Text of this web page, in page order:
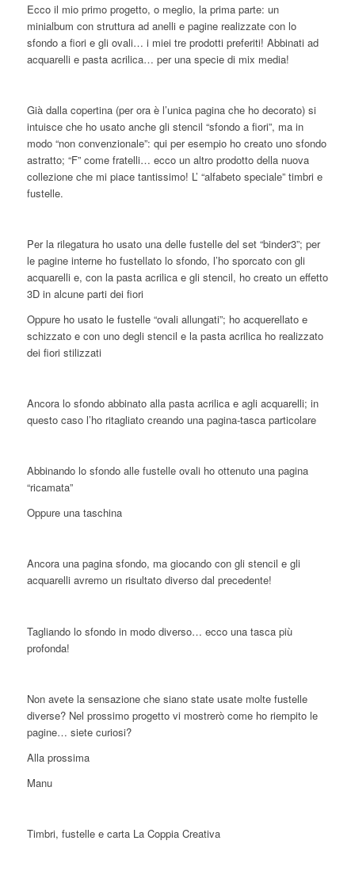
Ecco il mio primo progetto, o meglio, la prima parte: un
minialbum con struttura ad anelli e pagine realizzate con lo
sfondo a fiori e gli ovali… i miei tre prodotti preferiti! Abbinati ad
acquarelli e pasta acrilica… per una specie di mix media!
Già dalla copertina (per ora è l’unica pagina che ho decorato) si
intuisce che ho usato anche gli stencil “sfondo a fiori”, ma in
modo “non convenzionale”: qui per esempio ho creato uno sfondo
astratto; “F” come fratelli… ecco un altro prodotto della nuova
collezione che mi piace tantissimo! L’ “alfabeto speciale” timbri e
fustelle.
Per la rilegatura ho usato una delle fustelle del set “binder3”; per
le pagine interne ho fustellato lo sfondo, l’ho sporcato con gli
acquarelli e, con la pasta acrilica e gli stencil, ho creato un effetto
3D in alcune parti dei fiori
Oppure ho usato le fustelle “ovali allungati”; ho acquerellato e
schizzato e con uno degli stencil e la pasta acrilica ho realizzato
dei fiori stilizzati
Ancora lo sfondo abbinato alla pasta acrilica e agli acquarelli; in
questo caso l’ho ritagliato creando una pagina-tasca particolare
Abbinando lo sfondo alle fustelle ovali ho ottenuto una pagina
“ricamata”
Oppure una taschina
Ancora una pagina sfondo, ma giocando con gli stencil e gli
acquarelli avremo un risultato diverso dal precedente!
Tagliando lo sfondo in modo diverso… ecco una tasca più
profonda!
Non avete la sensazione che siano state usate molte fustelle
diverse? Nel prossimo progetto vi mostrerò come ho riempito le
pagine… siete curiosi?
Alla prossima
Manu
Timbri, fustelle e carta La Coppia Creativa